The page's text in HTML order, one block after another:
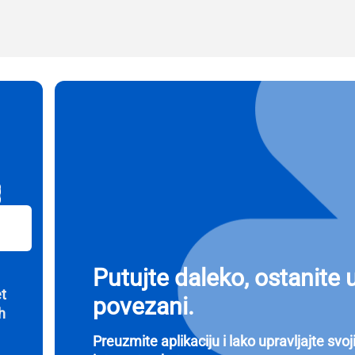
Putujte daleko, ostanite
povezani.
Preuzmite aplikaciju i lako upravljajte
KRW - Južnokorejski Von
Singapurski Dolar
EUR - Evro
PHP - Filipinski Pezos